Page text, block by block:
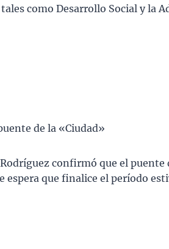
como Desarrollo Social y la
de la «Ciudad»
confirmó que el puente
espera que finalice el período